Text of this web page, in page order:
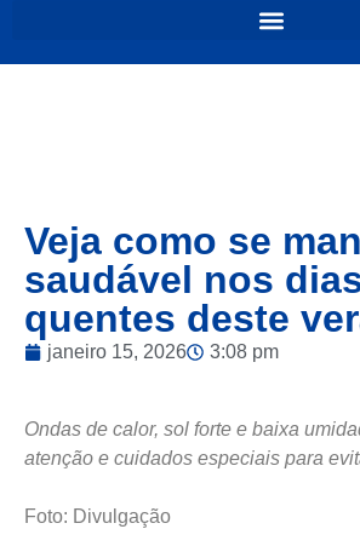
Veja como se
saudável nos
quentes deste
janeiro 15, 2026 3:08 pm
Ondas de calor, sol forte e baixa
atenção e cuidados especiais para
Foto: Divulgação